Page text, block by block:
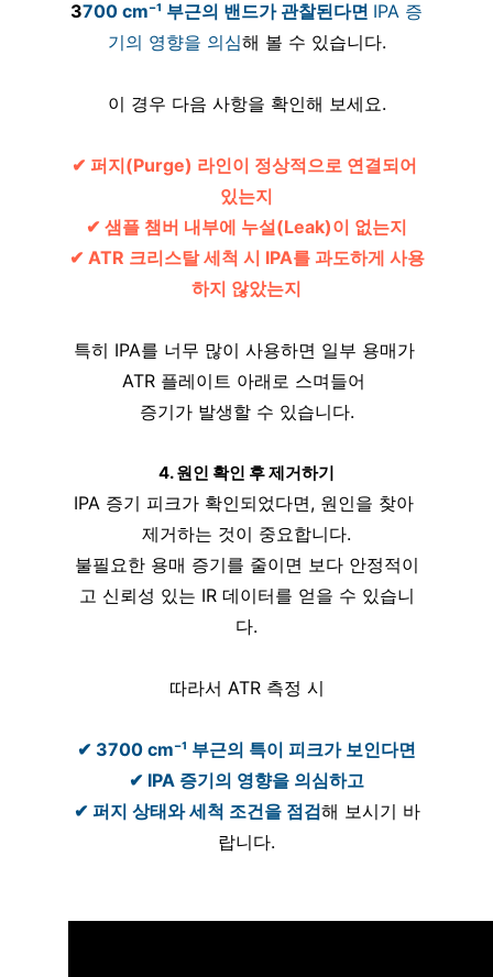
3700 cm⁻¹ 부근의 밴드가 관찰된다면 IPA 증
기의 영향을 의심해 볼 수 있습니다.
이 경우 다음 사항을 확인해 보세요.
✔ 퍼지(Purge) 라인이 정상적으로 연결되어
있는지
✔ 샘플 챔버 내부에 누설(Leak)이 없는지
✔ ATR 크리스탈 세척 시 IPA를 과도하게 사용
하지 않았는지
특히 IPA를 너무 많이 사용하면 일부 용매가
ATR 플레이트 아래로 스며들어
증기가 발생할 수 있습니다.
4. 원인 확인 후 제거하기
IPA 증기 피크가 확인되었다면, 원인을 찾아
제거하는 것이 중요합니다.
불필요한 용매 증기를 줄이면 보다 안정적이
고 신뢰성 있는 IR 데이터를 얻을 수 있습니
다.
따라서 ATR 측정 시
✔ 3700 cm⁻¹ 부근의 특이 피크가 보인다면
✔ IPA 증기의 영향을 의심하고
✔ 퍼지 상태와 세척 조건을 점검해 보시기 바
랍니다.